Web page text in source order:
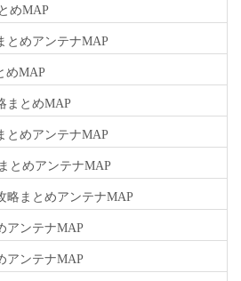
めMAP
めアンテナMAP
めMAP
まとめMAP
めアンテナMAP
とめアンテナMAP
まとめアンテナMAP
アンテナMAP
アンテナMAP